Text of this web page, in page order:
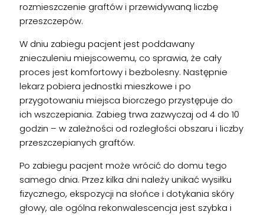
rozmieszczenie graftów i przewidywaną liczbę
przeszczepów.
W dniu zabiegu pacjent jest poddawany
znieczuleniu miejscowemu, co sprawia, że cały
proces jest komfortowy i bezbolesny. Następnie
lekarz pobiera jednostki mieszkowe i po
przygotowaniu miejsca biorczego przystępuje do
ich wszczepiania. Zabieg trwa zazwyczaj od 4 do 10
godzin – w zależności od rozległości obszaru i liczby
przeszczepianych graftów.
Po zabiegu pacjent może wrócić do domu tego
samego dnia. Przez kilka dni należy unikać wysiłku
fizycznego, ekspozycji na słońce i dotykania skóry
głowy, ale ogólna rekonwalescencja jest szybka i